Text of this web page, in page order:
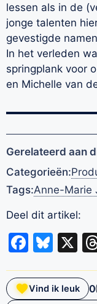
lessen als in de
jonge talenten
gevestigde
In het verleden
springplank voor
en Michelle van
Gerelateerd aan
Categorieën:
Tags:Anne-Marie
Deel dit artikel:
X
Vind ik leuk 0